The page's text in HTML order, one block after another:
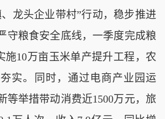
龙头企业带村”行动，稳步推进
守粮食安全底线，一季度完成粮
施10万亩玉米单产提升工程，农
实。同时，通过电商产业园运
等举措带动消费近1500万元，旅